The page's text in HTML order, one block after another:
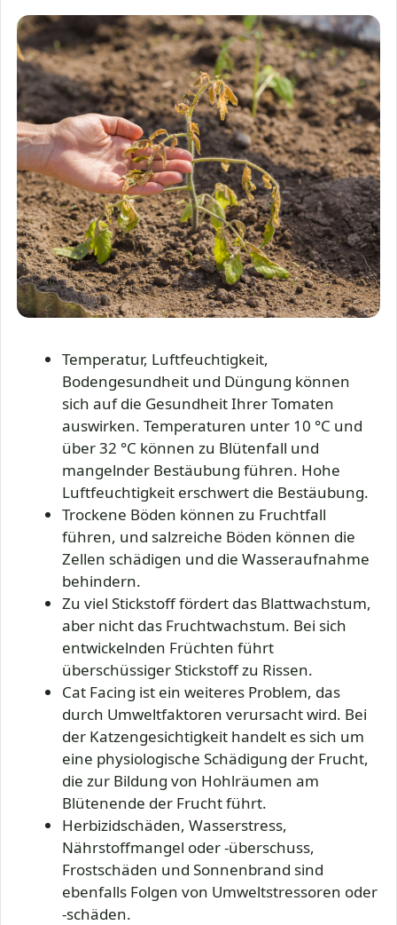
Temperatur, Luftfeuchtigkeit,
Bodengesundheit und Düngung können
sich auf die Gesundheit Ihrer Tomaten
auswirken. Temperaturen unter 10 °C und
über 32 °C können zu Blütenfall und
mangelnder Bestäubung führen. Hohe
Luftfeuchtigkeit erschwert die Bestäubung.
Trockene Böden können zu Fruchtfall
führen, und salzreiche Böden können die
Zellen schädigen und die Wasseraufnahme
behindern.
Zu viel Stickstoff fördert das Blattwachstum,
aber nicht das Fruchtwachstum. Bei sich
entwickelnden Früchten führt
überschüssiger Stickstoff zu Rissen.
Cat Facing ist ein weiteres Problem, das
durch Umweltfaktoren verursacht wird. Bei
der Katzengesichtigkeit handelt es sich um
eine physiologische Schädigung der Frucht,
die zur Bildung von Hohlräumen am
Blütenende der Frucht führt.
Herbizidschäden, Wasserstress,
Nährstoffmangel oder -überschuss,
Frostschäden und Sonnenbrand sind
ebenfalls Folgen von Umweltstressoren oder
-schäden.